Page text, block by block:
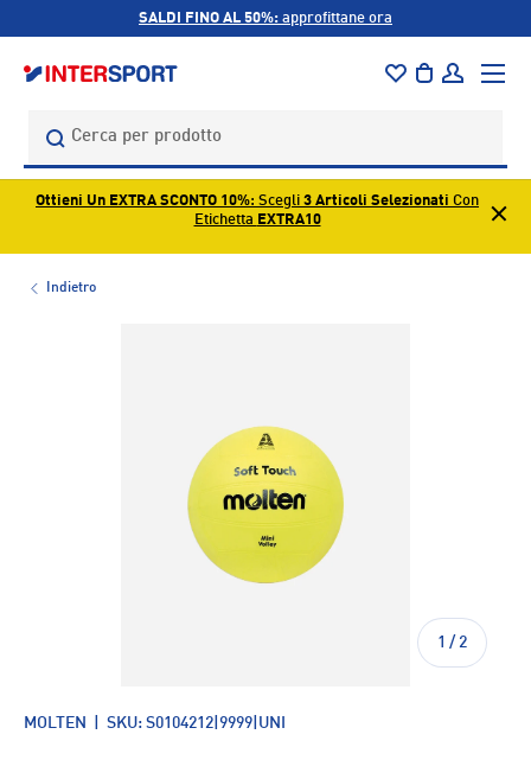
SALDI FINO AL 50%: approfittane ora
Cerca
BorsaAccedi
Menu
Ottieni Un EXTRA SCONTO 10%: Scegli 3 Articoli Selezionati Con
Etichetta EXTRA10
Indietro
1 / di
2
MOLTEN SKU: S0104212|9999|UNI